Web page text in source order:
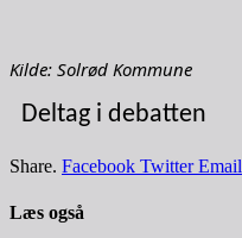
Kilde: Solrød Kommune
Deltag i debatten
Share. Facebook Twitter Email
Læs også